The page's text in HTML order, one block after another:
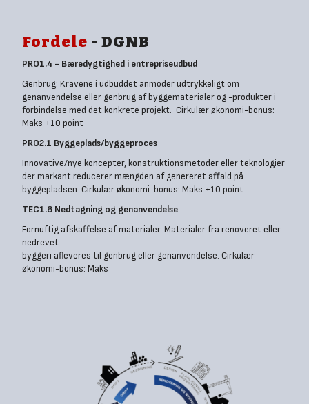
Fordele - DGNB
PRO1.4 - Bæredygtighed i entrepriseudbud
Genbrug: Kravene i udbuddet anmoder udtrykkeligt om
genanvendelse eller genbrug af byggematerialer og -produkter i
forbindelse med det konkrete projekt. Cirkulær økonomi-bonus:
Maks +10 point
PRO2.1 Byggeplads/byggeproces
Innovative/nye koncepter, konstruktionsmetoder eller teknologier
der markant reducerer mængden af genereret affald på
byggepladsen. Cirkulær økonomi-bonus: Maks +10 point
TEC1.6 Nedtagning og genanvendelse
Fornuftig afskaffelse af materialer. Materialer fra renoveret eller
nedrevet
byggeri afleveres til genbrug eller genanvendelse. Cirkulær
økonomi-bonus: Maks